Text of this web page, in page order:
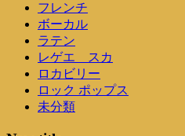
フレンチ
ボーカル
ラテン
レゲエ スカ
ロカビリー
ロック ポップス
未分類